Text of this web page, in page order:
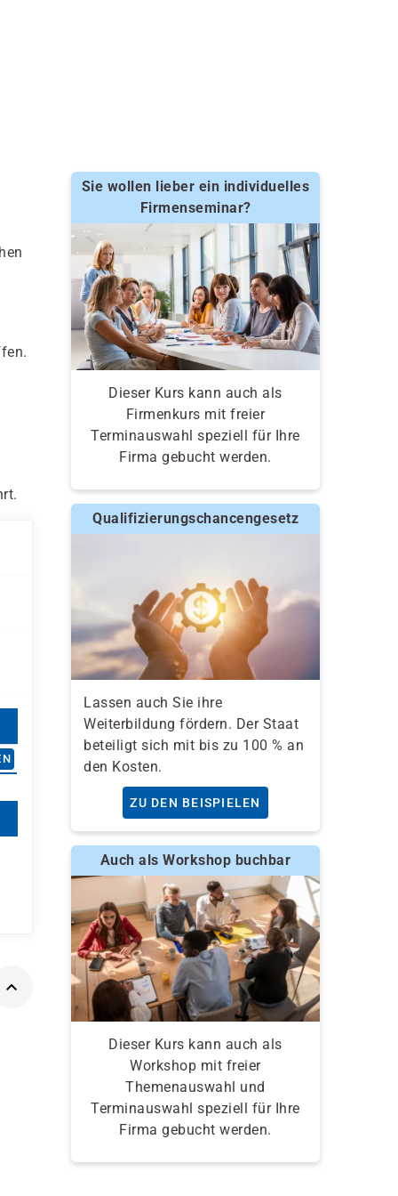
Sie wollen lieber ein individuelles
Firmenseminar?
Dieser Kurs kann auch als
Firmenkurs mit freier
Terminauswahl speziell für Ihre
Firma gebucht werden.
Qualifizierungschancengesetz
Lassen auch Sie ihre
Weiterbildung fördern. Der Staat
beteiligt sich mit bis zu 100 % an
den Kosten.
ZU DEN BEISPIELEN
Auch als Workshop buchbar
Dieser Kurs kann auch als
Workshop mit freier
Themenauswahl und
Terminauswahl speziell für Ihre
Firma gebucht werden.